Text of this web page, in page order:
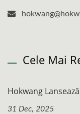
Cele Mai
Hokwang
31 Dec, 2025